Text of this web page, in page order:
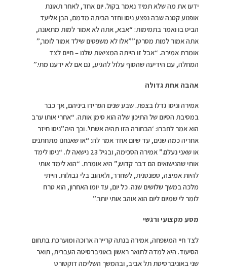
ידעו את מה שלא תמיד נאמר בקול. יום אחד, לאחר תאונת
אופנוע קטנה שבה נפצע ניסו וחזר הביתה מדמם, הבן אליעד
הביט בו ואמר בתמימות: “אבא, אתה לא אמור למות מתאונה,
אתה אמור למות מסרטן.””אלו לא משפטים שילד אמור לומר,”
אומרת אמירה. “אבל זו הייתה המציאות שלנו – חיים לצד
המחלה, עם הידיעה שהסוף עלול להגיע, גם אם לא ידענו מתי.”
אהבה אחת גדולה
אמירה וניסו גדלו בצפת. שבע שנים הפרידו ביניהם, אך כבר
במסיבת הסיום של התיכון שלה הוא סימן אותה. “אחרי אותו ערב
הוא אמר לחברו: ‘הבחורה הזו תהיה אשתי’. וכך היה.”ניסו חיזר
אחריה כמה שנים, עד שיום אחד אמר לה: “או שאנחנו מתחתנים
או שאני נעלם.” אמירה הסכימה, ובגיל 23 נישאה לו. “ניסו לימד
אותי שהנישואים הם דבר קדוש,” היא אומרת. “הוא לימד אותי
להיות אמיצה, ספונטנית, לשחרר, ולאהוב בלי גבולות. הייתי
מלכה במשך שלושים שנה. כל יום, עד יומו האחרון, הוא טרח
לומר לי שמיום ליום הוא אוהב אותי יותר.”
מסע מקצועי ורגשי
לצד חיי המשפחה, אמירה בנתה קריירה ארוכה ומוערכת בתחום
הסיעוד. היא למדה לתואר ראשון באוניברסיטה העברית, תואר
שני באוניברסיטת תל אביב, ובהמשך השלימה דוקטורט